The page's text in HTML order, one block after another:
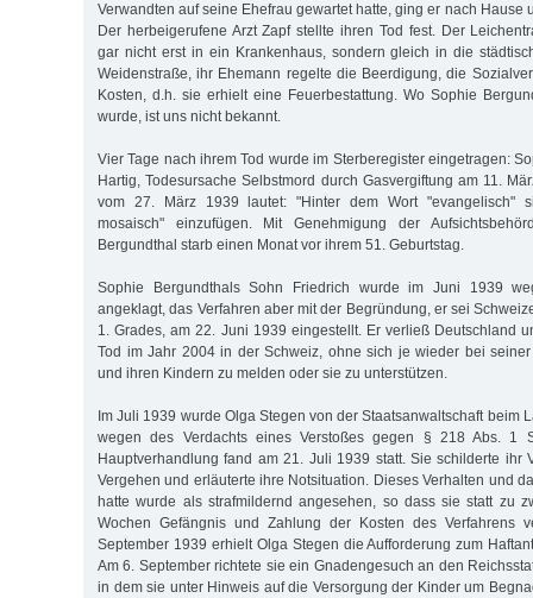
Verwandten auf seine Ehefrau gewartet hatte, ging er nach Hause
Der herbeigerufene Arzt Zapf stellte ihren Tod fest. Der
gar nicht erst in ein Krankenhaus, sondern gleich in die
Weidenstraße, ihr Ehemann regelte die Beerdigung, die
Kosten, d.h. sie erhielt eine Feuerbestattung. Wo Sophie
wurde, ist uns nicht bekannt.
Vier Tage nach ihrem Tod wurde im Sterberegister eingetragen:
Hartig, Todesursache Selbstmord durch Gasvergiftung am 11.
vom 27. März 1939 lautet: "Hinter dem Wort "evangelisch"
mosaisch" einzufügen. Mit Genehmigung der
Bergundthal starb einen Monat vor ihrem 51. Geburtstag.
Sophie Bergundthals Sohn Friedrich wurde im Juni 1939
angeklagt, das Verfahren aber mit der Begründung, er sei
1. Grades, am 22. Juni 1939 eingestellt. Er verließ Deutschland
Tod im Jahr 2004 in der Schweiz, ohne sich je wieder bei
und ihren Kindern zu melden oder sie zu unterstützen.
Im Juli 1939 wurde Olga Stegen von der Staatsanwaltschaft beim
wegen des Verdachts eines Verstoßes gegen § 218 Abs. 1
Hauptverhandlung fand am 21. Juli 1939 statt. Sie schilderte ihr
Vergehen und erläuterte ihre Notsituation. Dieses Verhalten und
hatte wurde als strafmildernd angesehen, so dass sie statt zu
Wochen Gefängnis und Zahlung der Kosten des Verfahrens
September 1939 erhielt Olga Stegen die Aufforderung zum
Am 6. September richtete sie ein Gnadengesuch an den
in dem sie unter Hinweis auf die Versorgung der Kinder um